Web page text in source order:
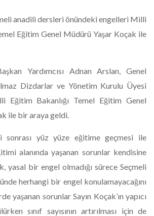
anadili dersleri önündeki engelleri Milli
Eğitim Genel Müdürü Yaşar Koçak ile
Yardımcısı Adnan Arslan, Genel
Dizdarlar ve Yönetim Kurulu Üyesi
Eğitim Bakanlığı Temel Eğitim Genel
ile bir araya geldi.
sonrası yüz yüze eğitime geçmesi ile
alanında yaşanan sorunlar kendisine
yasal bir engel olmadığı sürece Seçmeli
herhangi bir engel konulamayacağını
yaşanan sorunlar Sayın Koçak’ın yapıcı
sınıf sayısının artırılması için de